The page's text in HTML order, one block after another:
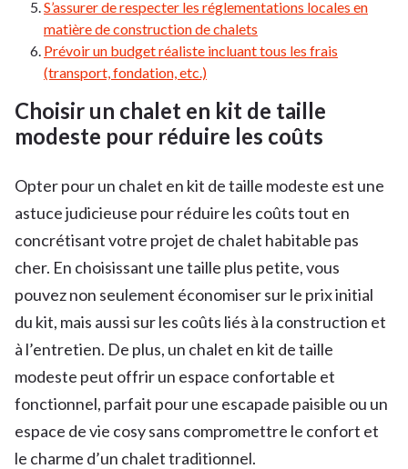
S’assurer de respecter les réglementations locales en
matière de construction de chalets
Prévoir un budget réaliste incluant tous les frais
(transport, fondation, etc.)
Choisir un chalet en kit de taille
modeste pour réduire les coûts
Opter pour un chalet en kit de taille modeste est une
astuce judicieuse pour réduire les coûts tout en
concrétisant votre projet de chalet habitable pas
cher. En choisissant une taille plus petite, vous
pouvez non seulement économiser sur le prix initial
du kit, mais aussi sur les coûts liés à la construction et
à l’entretien. De plus, un chalet en kit de taille
modeste peut offrir un espace confortable et
fonctionnel, parfait pour une escapade paisible ou un
espace de vie cosy sans compromettre le confort et
le charme d’un chalet traditionnel.